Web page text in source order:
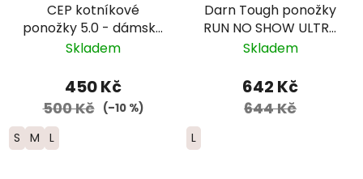
CEP kotníkové
ponožky 5.0 - dámské
– modrá
Skladem
450 Kč
500 Kč (–10 %)
S M L
Darn Tough ponožky
RUN NO SHOW ULTRA
Lightweight Merino -
Skladem
642 Kč
644 Kč
L